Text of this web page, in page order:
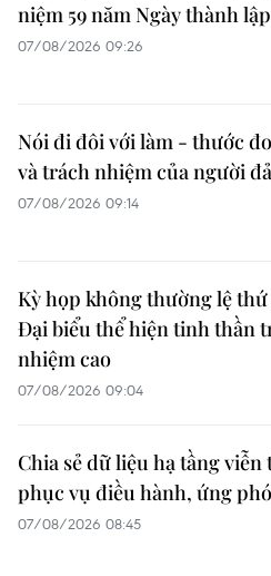
niệm 59 năm Ngày thành
07/08/2026 09:26
Nói đi đôi với làm - thước
và trách nhiệm của người
07/08/2026 09:14
Kỳ họp không thường lệ
Đại biểu thể hiện tinh thần
nhiệm cao
07/08/2026 09:04
Chia sẻ dữ liệu hạ tầng viễn
phục vụ điều hành, ứng
07/08/2026 08:45